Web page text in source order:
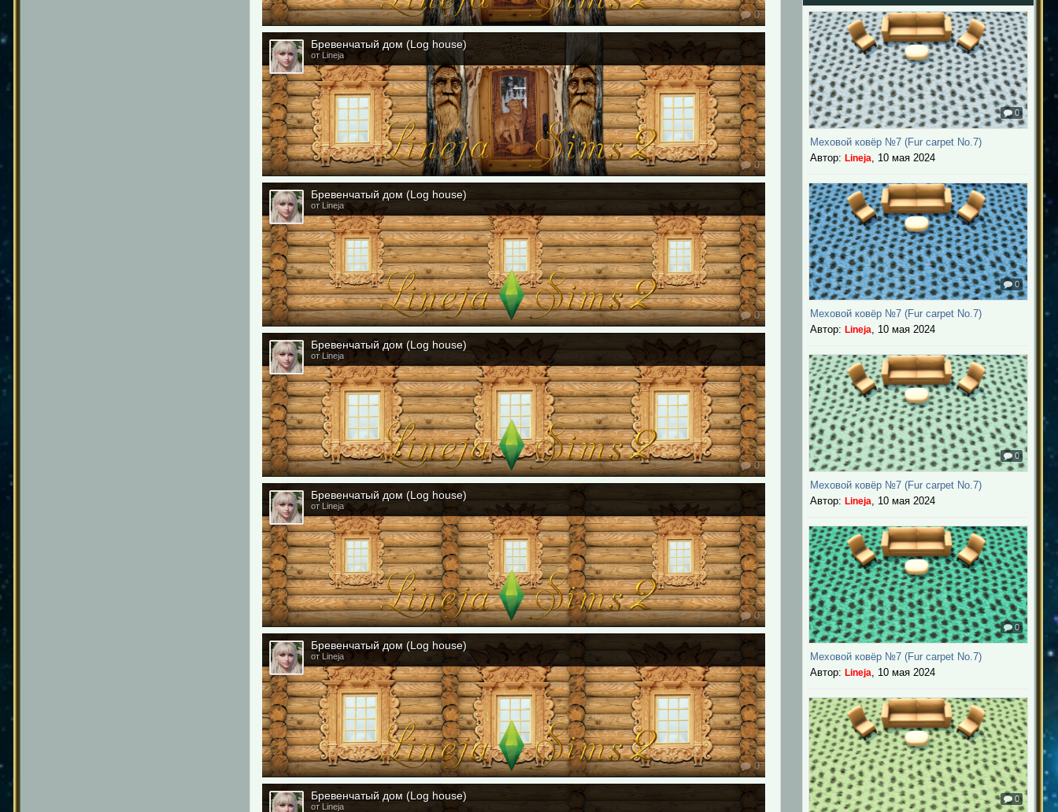
0
Бревенчатый дом (Log house)
от Lineja
0
Бревенчатый дом (Log house)
от Lineja
0
Бревенчатый дом (Log house)
от Lineja
0
Бревенчатый дом (Log house)
от Lineja
0
Бревенчатый дом (Log house)
от Lineja
0
Бревенчатый дом (Log house)
от Lineja
0
Меховой ковёр №7 (Fur carpet No.7)
Автор: Lineja 10 мая 2024
0
Меховой ковёр №7 (Fur carpet No.7)
Автор: Lineja 10 мая 2024
0
Меховой ковёр №7 (Fur carpet No.7)
Автор: Lineja 10 мая 2024
0
Меховой ковёр №7 (Fur carpet No.7)
Автор: Lineja 10 мая 2024
0